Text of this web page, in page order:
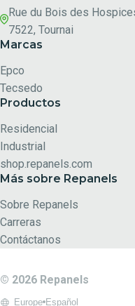
Footer
Rue du Bois des
7522, Tournai
Marcas
Epco
Tecsedo
Productos
Residencial
Industrial
shop.repanels.com
Más sobre Repanels
Sobre Repanels
Carreras
Contáctanos
© 2026 Repanels
Europe Español